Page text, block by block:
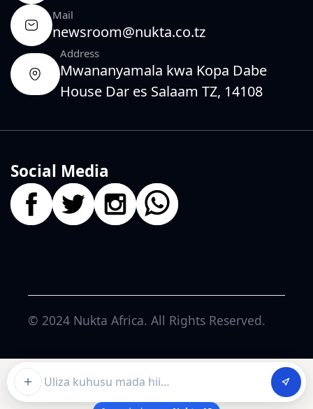
Ask about this article
Mail
newsroom@nukta.co.tz
Address
Mwananyamala kwa Kopa Dabe
House Dar es Salaam TZ, 14108
Social Media
© 2024 Nukta Africa. All Rights Reserved.